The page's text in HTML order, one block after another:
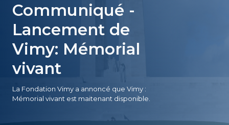
Communiqué -
Lancement de
Vimy: Mémorial
vivant
La Fondation Vimy a annoncé que Vimy :
Mémorial vivant est maitenant disponible.